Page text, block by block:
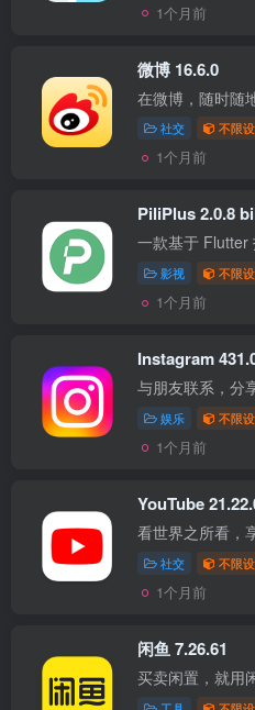
1个月前
微博 16.6.0
社交 不限
1个月前
PiliPlus 2.0.8
影视 不限
1个月前
Instagram
娱乐 不限
1个月前
YouTube
社交 不限
1个月前
闲鱼 7.26.61